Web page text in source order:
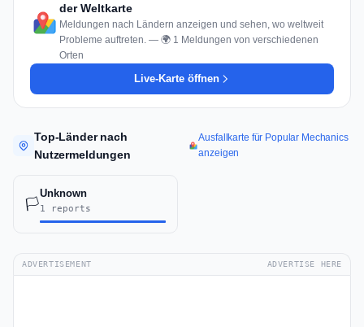
der Weltkarte
Meldungen nach Ländern anzeigen und sehen, wo weltweit
Probleme auftreten. — 🌍 1 Meldungen von verschiedenen
Orten
Live-Karte öffnen
Top-Länder nach
Nutzermeldungen
Ausfallkarte für Popular Mechanics
anzeigen
🏳️
Unknown
1 reports
ADVERTISEMENT ADVERTISE HERE